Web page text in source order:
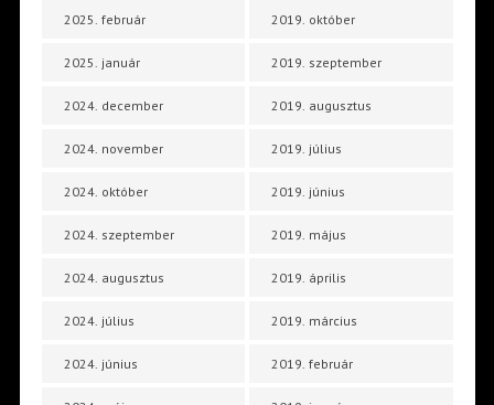
2025. február
2025. január
2024. december
2024. november
2024. október
2024. szeptember
2024. augusztus
2024. július
2024. június
2019. október
2019. szeptember
2019. augusztus
2019. július
2019. június
2019. május
2019. április
2019. március
2019. február